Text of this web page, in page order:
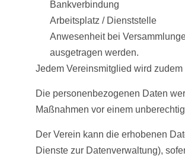
Bankverbindung
Arbeitsplatz / Dienststelle
Anwesenheit bei
ausgetragen werden.
Jedem Vereinsmitglied wird
Die personenbezogenen Daten
Maßnahmen vor einem
Der Verein kann die erhobenen
Dienste zur Datenverwaltung),